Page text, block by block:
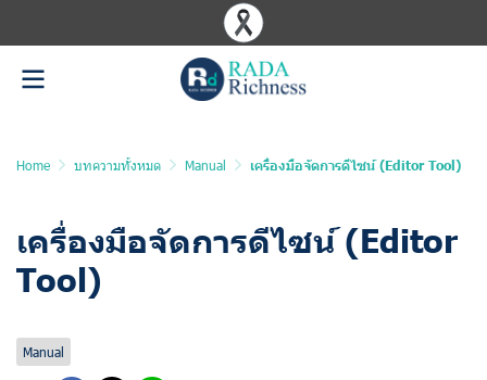
Home บทความทั้งหมด Manual เครื่องมือจัดการดีไซน์ (Editor Tool)
เครื่องมือจัดการดีไซน์ (Editor
Tool)
Manual